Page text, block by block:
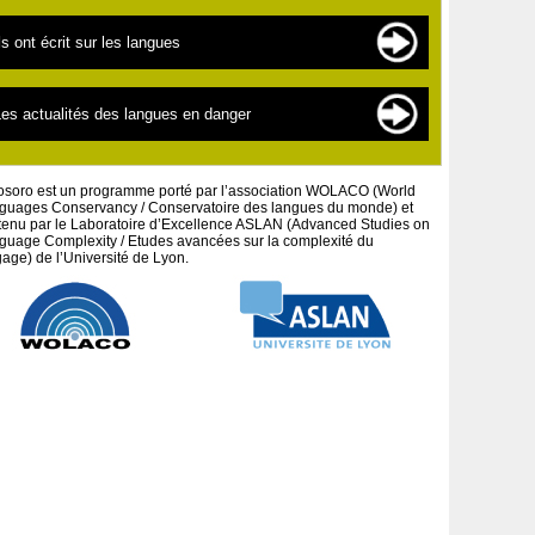
« nouvelles » langues
linguistique pour les débutants
sources de documentation
défense des peuples et cultures autochtones
projets artistiques
Ils ont écrit sur les langues
par thématiques
Les actualités des langues en danger
est un programme porté par l’association WOLACO (World
Conservancy / Conservatoire des langues du monde) et
par le Laboratoire d’Excellence ASLAN (Advanced Studies on
Complexity / Etudes avancées sur la complexité du
de l’Université de Lyon.